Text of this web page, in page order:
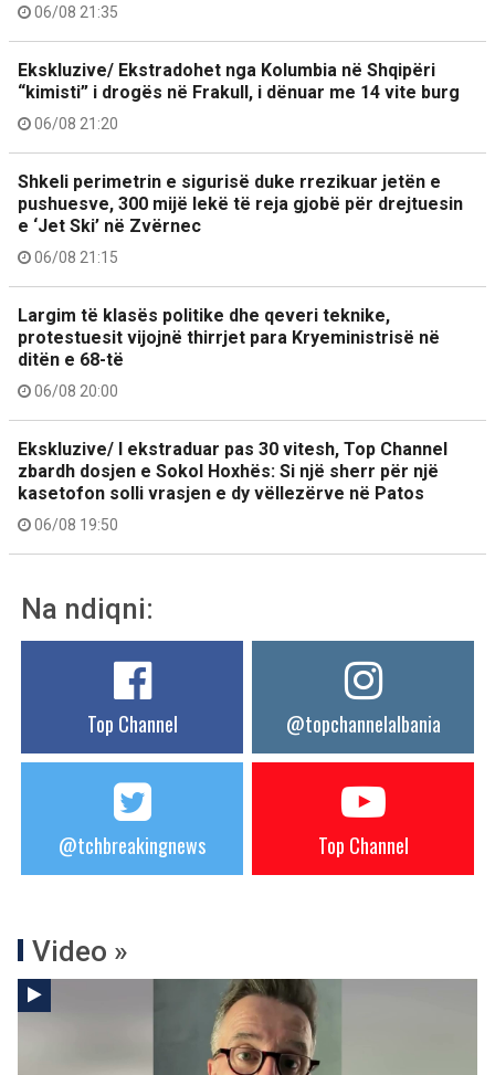
06/08 21:35
Ekskluzive/ Ekstradohet nga Kolumbia në Shqipëri
“kimisti” i drogës në Frakull, i dënuar me 14 vite burg
06/08 21:20
Shkeli perimetrin e sigurisë duke rrezikuar jetën e
pushuesve, 300 mijë lekë të reja gjobë për drejtuesin
e ‘Jet Ski’ në Zvërnec
06/08 21:15
Largim të klasës politike dhe qeveri teknike,
protestuesit vijojnë thirrjet para Kryeministrisë në
ditën e 68-të
06/08 20:00
Ekskluzive/ I ekstraduar pas 30 vitesh, Top Channel
zbardh dosjen e Sokol Hoxhës: Si një sherr për një
kasetofon solli vrasjen e dy vëllezërve në Patos
06/08 19:50
Na ndiqni:
Top Channel @topchannelalbania
@tchbreakingnews Top Channel
Video »